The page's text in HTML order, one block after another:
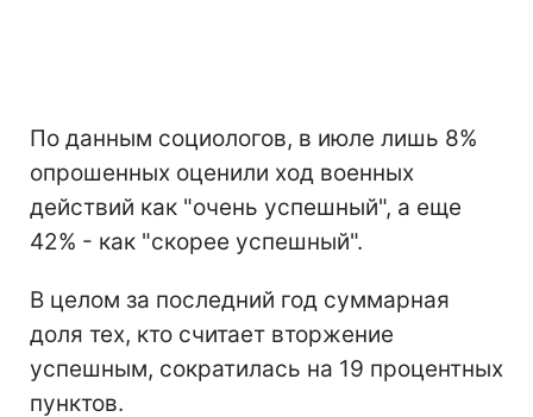
По данным социологов, в июле лишь 8%
опрошенных оценили ход военных
действий как "очень успешный", а еще
42% - как "скорее успешный".
В целом за последний год суммарная
доля тех, кто считает вторжение
успешным, сократилась на 19 процентных
пунктов.